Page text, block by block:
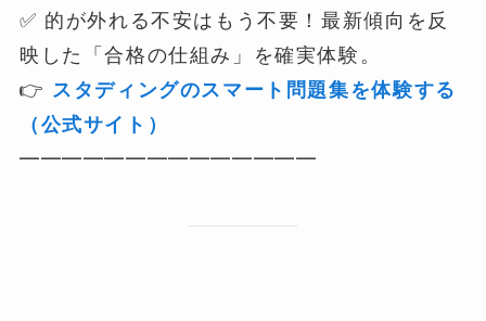
✅ 的が外れる不安はもう不要！最新傾向を反
映した「合格の仕組み」を確実体験。
👉 スタディングのスマート問題集を体験する
（公式サイト）
━━━━━━━━━━━━━━